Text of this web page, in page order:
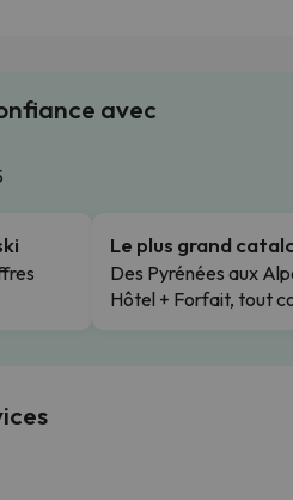
avec
Le plus grand
Des Pyrénées aux
Hôtel + Forfait, tout